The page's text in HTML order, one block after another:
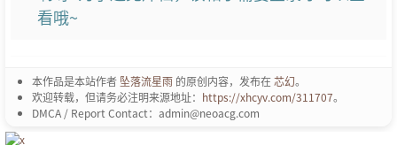
看哦~
本作品是本站作者 坠落流星雨 的原创内容，发布在芯幻。
欢迎转载，但请务必注明来源地址： https://xhcyv.com/311707。
DMCA / Report Contact：admin@neoacg.com